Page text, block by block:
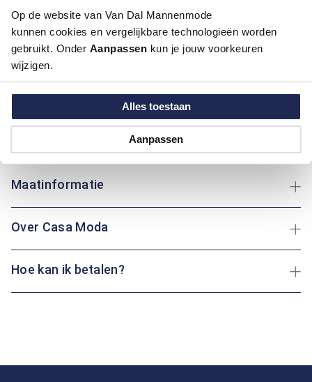
Op de website van Van Dal Mannenmode
kunnen cookies en vergelijkbare technologieën worden
gebruikt. Onder Aanpassen kun je jouw voorkeuren
wijzigen.
Alles toestaan
Aanpassen
Motief:
Uni motief
Deze polo van Casa Moda heeft een regular fit pasvorm en is
gemaakt van katoen, wat zorgt voor een aangenaam
draagcomfort. Het effen ontwerp geeft een tijdloze
uitstraling, perfect voor elke gelegenheid. Katoen biedt niet
ontspant: deze polo biedt altijd comfort en stijl.
Maatinformatie
Over Casa Moda
Hoe kan ik betalen?